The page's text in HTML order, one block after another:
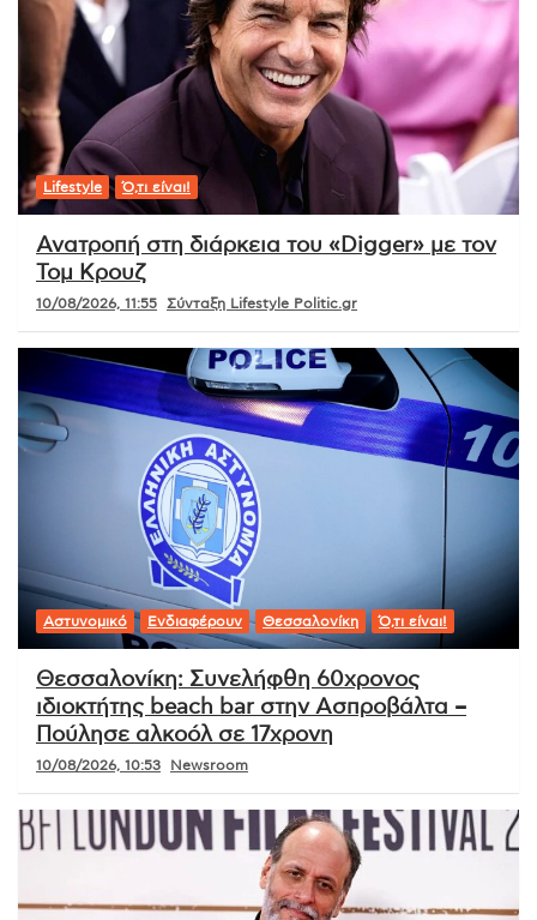
Lifestyle Ό,τι είναι!
Ανατροπή στη διάρκεια του «Digger» με τον
Τομ Κρουζ
10/08/2026, 11:55 Σύνταξη Lifestyle Politic.gr
Αστυνομικό Ενδιαφέρουν Θεσσαλονίκη Ό,τι είναι!
Θεσσαλονίκη: Συνελήφθη 60χρονος
ιδιοκτήτης beach bar στην Ασπροβάλτα –
Πούλησε αλκοόλ σε 17χρονη
10/08/2026, 10:53 Newsroom